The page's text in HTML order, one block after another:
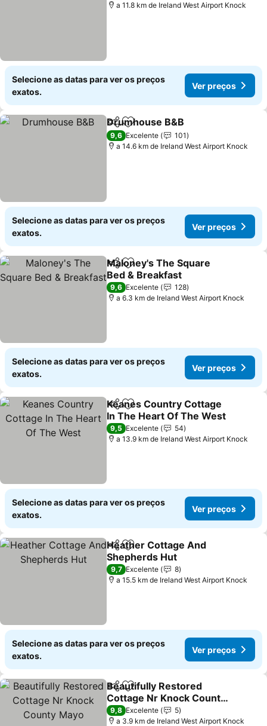
a 11.8 km de Ireland West Airport Knock
Selecione as datas para ver os preços
exatos.
Ver preços
PartilharAdicionar aos favoritos
Drumhouse B&B
9,6 Excelente
101
a 14.6 km de Ireland West Airport Knock
Selecione as datas para ver os preços
exatos.
Ver preços
PartilharAdicionar aos favoritos
Maloney's The Square
Bed & Breakfast
9,6 Excelente
128
a 6.3 km de Ireland West Airport Knock
Selecione as datas para ver os preços
exatos.
Ver preços
PartilharAdicionar aos favoritos
Keanes Country Cottage
In The Heart Of The West
9,5 Excelente
54
a 13.9 km de Ireland West Airport Knock
Selecione as datas para ver os preços
exatos.
Ver preços
PartilharAdicionar aos favoritos
Heather Cottage And
Shepherds Hut
9,7 Excelente
8
a 15.5 km de Ireland West Airport Knock
Selecione as datas para ver os preços
exatos.
Ver preços
PartilharAdicionar aos favoritos
Beautifully Restored
Cottage Nr Knock County
Mayo
9,8 Excelente
5
a 3.9 km de Ireland West Airport Knock